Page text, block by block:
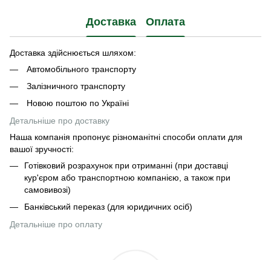
Доставка Оплата
Доставка здійснюється шляхом:
Автомобільного транспорту
Залізничного транспорту
Новою поштою по Україні
Детальніше про доставку
Наша компанія пропонує різноманітні способи оплати для
вашої зручності:
Готівковий розрахунок при отриманні (при доставці
кур'єром або транспортною компанією, а також при
самовивозі)
Банківський переказ (для юридичних осіб)
Детальніше про оплату